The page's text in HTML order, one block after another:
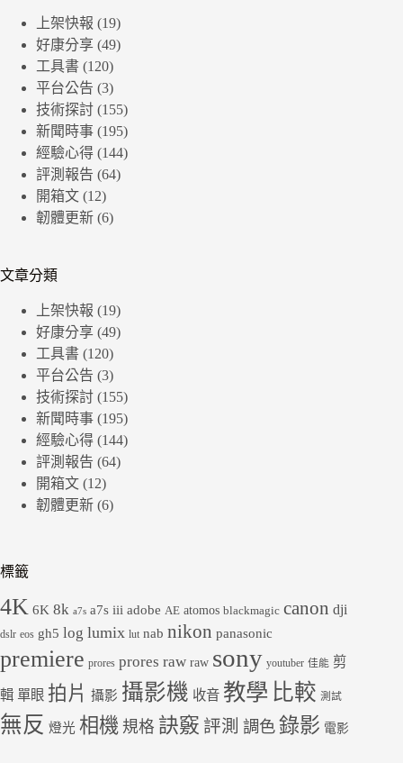
上架快報 (19)
好康分享 (49)
工具書 (120)
平台公告 (3)
技術探討 (155)
新聞時事 (195)
經驗心得 (144)
評測報告 (64)
開箱文 (12)
韌體更新 (6)
文章分類
上架快報 (19)
好康分享 (49)
工具書 (120)
平台公告 (3)
技術探討 (155)
新聞時事 (195)
經驗心得 (144)
評測報告 (64)
開箱文 (12)
韌體更新 (6)
標籤
4K 6K 8k a7s a7s iii adobe AE atomos blackmagic canon dji
dslr eos gh5 log lumix lut nab nikon panasonic
premiere prores prores raw raw sony youtuber 佳能 剪
輯 單眼 拍片 攝影 攝影機 收音 教學 比較 測試
無反 燈光 相機 規格 訣竅 評測 調色 錄影 電影